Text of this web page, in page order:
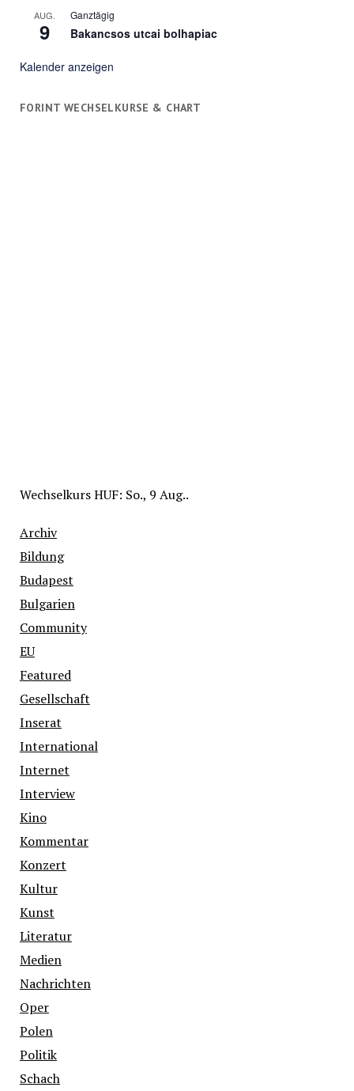
AUG.
9
Ganztägig
Bakancsos utcai bolhapiac
Kalender anzeigen
FORINT WECHSELKURSE & CHART
WechselkursHUF: So., 9 Aug..
Archiv
Bildung
Budapest
Bulgarien
Community
EU
Featured
Gesellschaft
Inserat
International
Internet
Interview
Kino
Kommentar
Konzert
Kultur
Kunst
Literatur
Medien
Nachrichten
Oper
Polen
Politik
Schach